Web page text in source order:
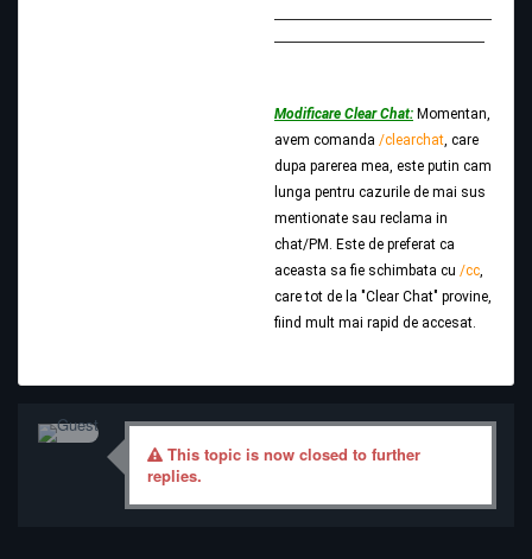
Modificare Clear Chat: Momentan,
avem comanda /clearchat , care
dupa parerea mea, este putin cam
lunga pentru cazurile de mai sus
mentionate sau reclama in
chat/PM. Este de preferat ca
aceasta sa fie schimbata cu /cc
care tot de la "Clear Chat" provine,
fiind mult mai rapid de accesat.
This topic is now closed to further
replies.